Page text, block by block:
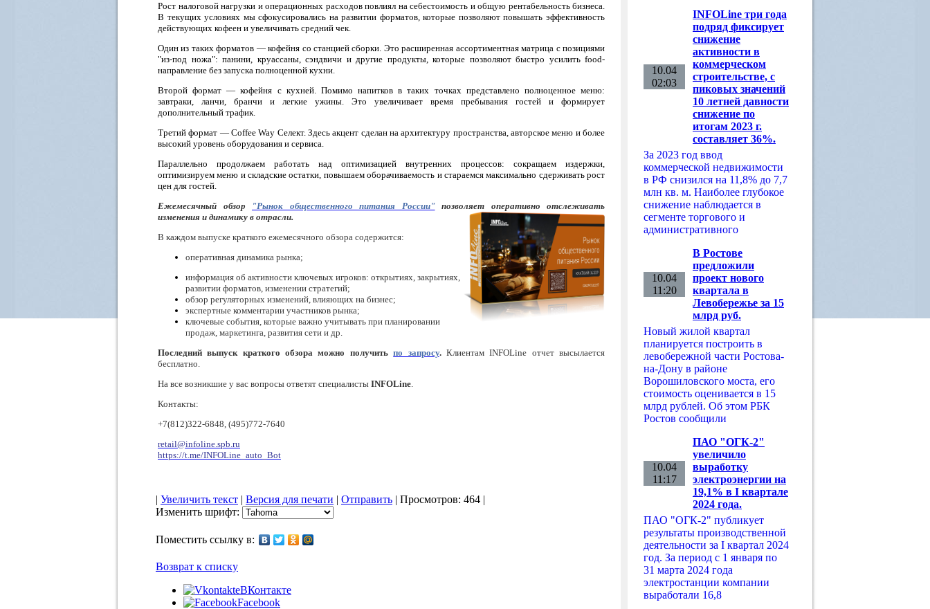
Рост налоговой нагрузки и операционных расходов повлиял на себестоимость и общую рентабельность бизнеса.
В текущих условиях мы сфокусировались на развитии форматов, которые позволяют повышать эффективность
действующих кофеен и увеличивать средний чек.
Один из таких форматов — кофейня со станцией сборки. Это расширенная ассортиментная матрица с позициями
"из-под ножа": панини, круассаны, сэндвичи и другие продукты, которые позволяют быстро усилить food-
направление без запуска полноценной кухни.
Второй формат — кофейня с кухней. Помимо напитков в таких точках представлено полноценное меню:
завтраки, ланчи, бранчи и легкие ужины. Это увеличивает время пребывания гостей и формирует
дополнительный трафик.
Третий формат — Coffee Way Селект. Здесь акцент сделан на архитектуру пространства, авторское меню и более
высокий уровень оборудования и сервиса.
Параллельно продолжаем работать над оптимизацией внутренних процессов: сокращаем издержки,
оптимизируем меню и складские остатки, повышаем оборачиваемость и стараемся максимально сдерживать рост
цен для гостей.
Ежемесячный обзор
"Рынок общественного питания России"позволяет оперативно отслеживать
изменения и динамику в отрасли.
В каждом выпуске краткого ежемесячного обзора содержится:
оперативная динамика рынка;
информация об активности ключевых игроков: открытиях, закрытиях,
развитии форматов, изменении стратегий;
обзор регуляторных изменений, влияющих на бизнес;
экспертные комментарии участников рынка;
ключевые события, которые важно учитывать при планировании
продаж, маркетинга, развития сети и др.
Последний выпуск краткого обзора можно получитьпо запросу.Клиентам INFOLine отчет высылается
бесплатно.
На все возникшие у вас вопросы ответят специалисты INFOLine.
Контакты:
+7(812)322-6848, (495)772-7640
retail@infoline.spb.ru
https://t.me/INFOLine_auto_Bot
| Увеличить текст | Версия для печати | Отправить | Просмотров: 464 |
Изменить шрифт:
Поместить ссылку в:
Возврат к списку
ВКонтакте
Facebook
10.04
02:03
INFOLine три года
подряд фиксирует
снижение
активности в
коммерческом
строительстве, с
пиковых значений
10 летней давности
снижение по
итогам 2023 г.
составляет 36%.
За 2023 год ввод
коммерческой недвижимости
в РФ снизился на 11,8% до 7,7
млн кв. м. Наиболее глубокое
снижение наблюдается в
сегменте торгового и
административного
10.04
11:20
В Ростове
предложили
проект нового
квартала в
Левобережье за 15
млрд руб.
Новый жилой квартал
планируется построить в
левобережной части Ростова-
на-Дону в районе
Ворошиловского моста, его
стоимость оценивается в 15
млрд рублей. Об этом РБК
Ростов сообщили
10.04
11:17
ПАО "ОГК-2"
увеличило
выработку
электроэнергии на
19,1% в I квартале
2024 года.
ПАО "ОГК-2" публикует
результаты производственной
деятельности за I квартал 2024
год. За период с 1 января по
31 марта 2024 года
электростанции компании
выработали 16,8